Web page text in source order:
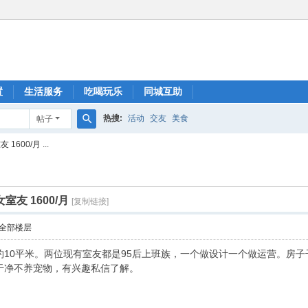
生活服务 吃喝玩乐 同城互助
帖子 热搜: 活动 交友 美食
1600/月 ...
室友 1600/月 [复制链接]
部楼层
平米。两位现有室友都是95后上班族，一个做设计一个做运营。房
不养宠物，有兴趣私信了解。